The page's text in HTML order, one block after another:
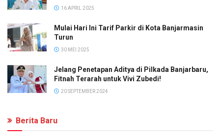
16 APRIL 2025
Mulai Hari Ini Tarif Parkir di Kota Banjarmasin
Turun
30 MEI 2025
Jelang Penetapan Aditya di Pilkada Banjarbaru,
Fitnah Terarah untuk Vivi Zubedi!
20 SEPTEMBER 2024
Berita Baru